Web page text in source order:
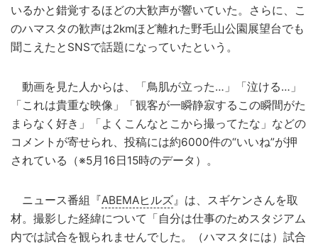
いるかと錯覚するほどの大歓声が響いていた。さらに、こ
のハマスタの歓声は2kmほど離れた野毛山公園展望台でも
聞こえたとSNSで話題になっていたという。
動画を見た人からは、「鳥肌が立った…」「泣ける…」
「これは貴重な映像」「観客が一瞬静寂するこの瞬間がた
まらなく好き」「よくこんなとこから撮ってたな」などの
コメントが寄せられ、投稿には約6000件の“いいね”が押
されている（※5月16日15時のデータ）。
ニュース番組『ABEMAヒルズ』は、スギケンさんを取
材。撮影した経緯について「自分は仕事のためスタジアム
内では試合を観られませんでした。（ハマスタには）試合